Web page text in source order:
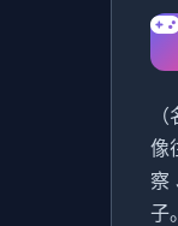
像
察
子